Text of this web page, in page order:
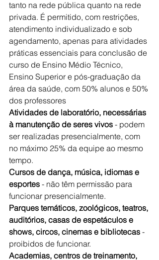
tanto na rede pública quanto na rede
privada. É permitido, com restrições,
atendimento individualizado e sob
agendamento, apenas para atividades
práticas essenciais para conclusão de
curso de Ensino Médio Técnico,
Ensino Superior e pós-graduação da
área da saúde, com 50% alunos e 50%
dos professores
Atividades de laboratório, necessárias
à manutenção de seres vivos - podem
ser realizadas presencialmente, com
no máximo 25% da equipe ao mesmo
tempo.
Cursos de dança, música, idiomas e
esportes - não têm permissão para
funcionar presencialmente.
Parques temáticos, zoológicos, teatros,
auditórios, casas de espetáculos e
shows, circos, cinemas e bibliotecas -
proibidos de funcionar.
Academias, centros de treinamento,